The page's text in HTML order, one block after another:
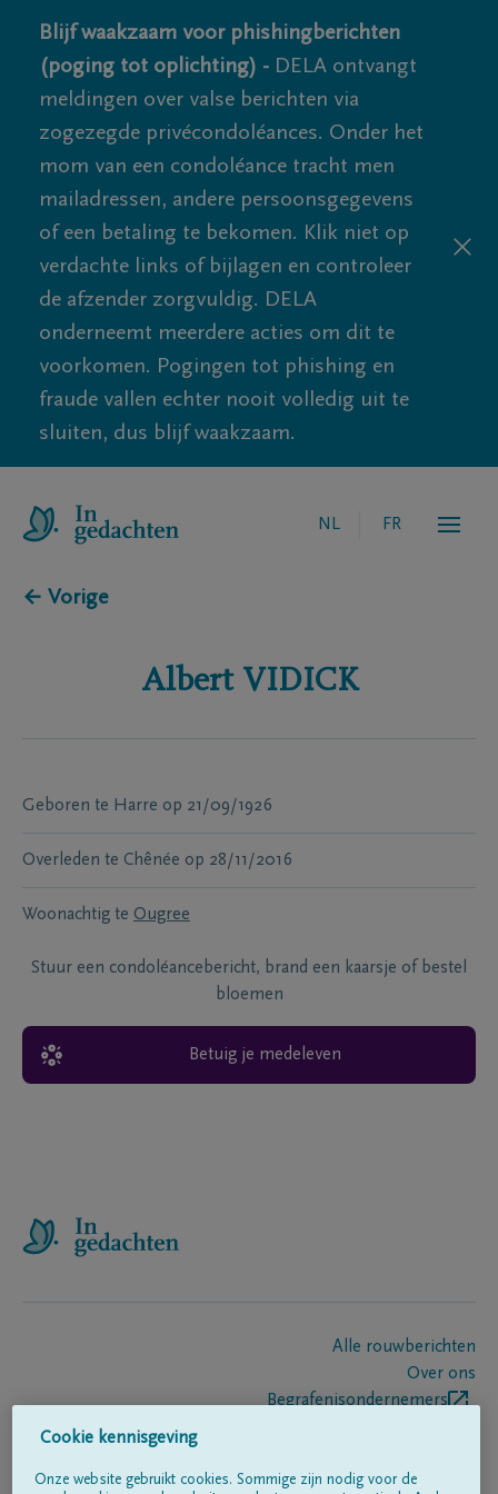
Blijf waakzaam voor phishingberichten
(poging tot oplichting) - DELA ontvangt
meldingen over valse berichten via
zogezegde privécondoléances. Onder het
mom van een condoléance tracht men
mailadressen, andere persoonsgegevens
of een betaling te bekomen. Klik niet op
verdachte links of bijlagen en controleer
de afzender zorgvuldig. DELA
onderneemt meerdere acties om dit te
voorkomen. Pogingen tot phishing en
fraude vallen echter nooit volledig uit te
sluiten, dus blijf waakzaam.
NL FR
← Vorige
Albert VIDICK
Geboren te Harre op 21/09/1926
Overleden te Chênée op 28/11/2016
Woonachtig te Ougree
Stuur een condoléancebericht, brand een kaarsje of bestel
bloemen
Betuig je medeleven
Alle rouwberichten
Over ons
Begrafenisondernemers
Cookie kennisgeving
Onze website gebruikt cookies. Sommige zijn nodig voor de